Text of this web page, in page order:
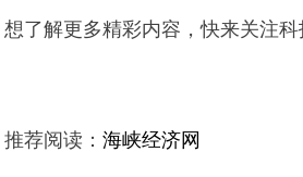
想了解更多精彩内容，快来关注科
推荐阅读：海峡经济网